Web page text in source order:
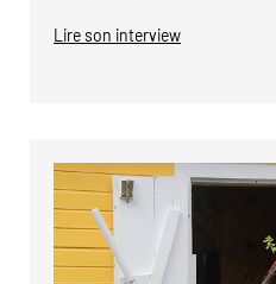
Lire son interview